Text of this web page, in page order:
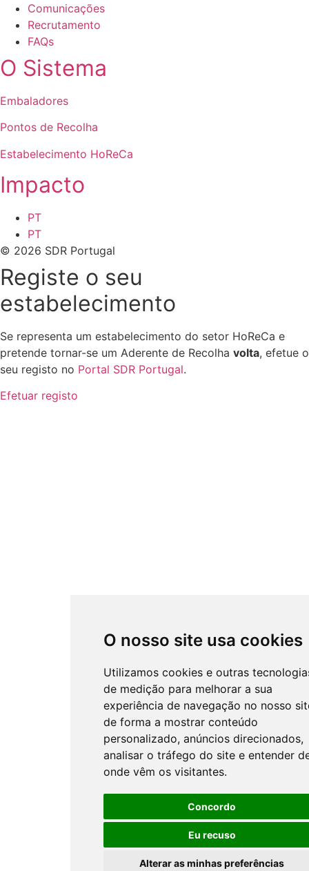
O nosso site usa cookies
Utilizamos cookies e outras
de medição para melhorar a sua
experiência de navegação no nosso
de forma a mostrar conteúdo
personalizado, anúncios direcionados,
analisar o tráfego do site e entender
onde vêm os visitantes.
Concordo
Eu recuso
Alterar as minhas preferências
Comunicações
Recrutamento
FAQs
O Sistema
Embaladores
Pontos de Recolha
Estabelecimento HoReCa
Impacto
PT
PT
© 2026 SDR Portugal
Registe o seu
estabelecimento
Se representa um estabelecimento do setor HoReCa e
pretende tornar-se um Aderente de Recolha volta, efetue o
seu registo no Portal SDR Portugal.
Efetuar registo